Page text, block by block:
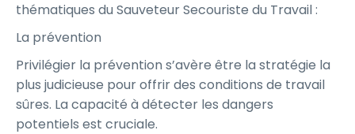
thématiques du Sauveteur Secouriste du Travail :
La prévention
Privilégier la prévention s’avère être la stratégie la
plus judicieuse pour offrir des conditions de travail
sûres. La capacité à détecter les dangers
potentiels est cruciale.